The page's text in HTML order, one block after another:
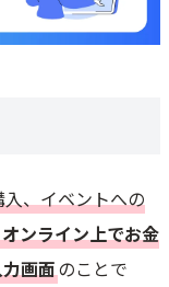
ジットカード決済導
決済フォームの
、イベントへの
オンライン上でお金
画面のことで